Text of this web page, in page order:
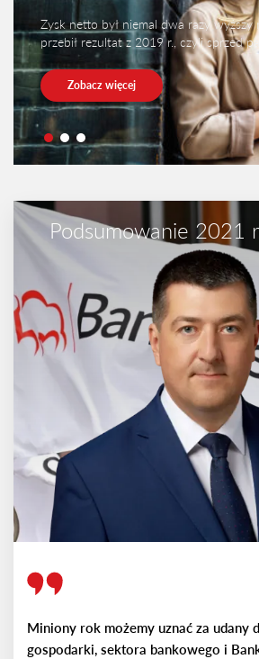
Zysk netto był niemal dwa razy wyższy
przebił rezultat z 2019 r., czyli sprzed
Zobacz więcej
Podsumowanie 2021
Miniony rok możemy uznać za udany
gospodarki, sektora bankowego i